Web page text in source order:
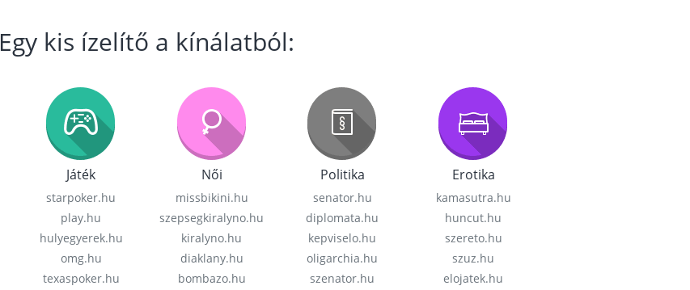
Egy kis ízelítő a kínálatból:
Játék
starpoker.hu
play.hu
hulyegyerek.hu
omg.hu
texaspoker.hu
Női
missbikini.hu
szepsegkiralyno.hu
kiralyno.hu
diaklany.hu
bombazo.hu
Politika
senator.hu
diplomata.hu
kepviselo.hu
oligarchia.hu
szenator.hu
Erotika
kamasutra.hu
huncut.hu
szereto.hu
szuz.hu
elojatek.hu